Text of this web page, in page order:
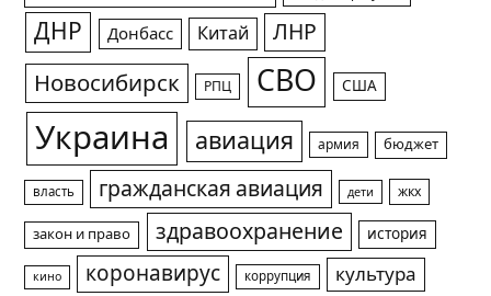
ДНР Донбасс Китай ЛНР
Новосибирск РПЦ СВО США
Украина авиация армия бюджет
власть гражданская авиация дети жкх
закон и право здравоохранение история
кино коронавирус коррупция
культура